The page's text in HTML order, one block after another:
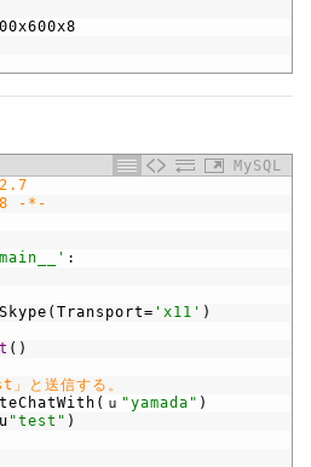
MySQL
-*-
:
'x11' )
()
と送信する。
ｕ "yamada" )
"test" )